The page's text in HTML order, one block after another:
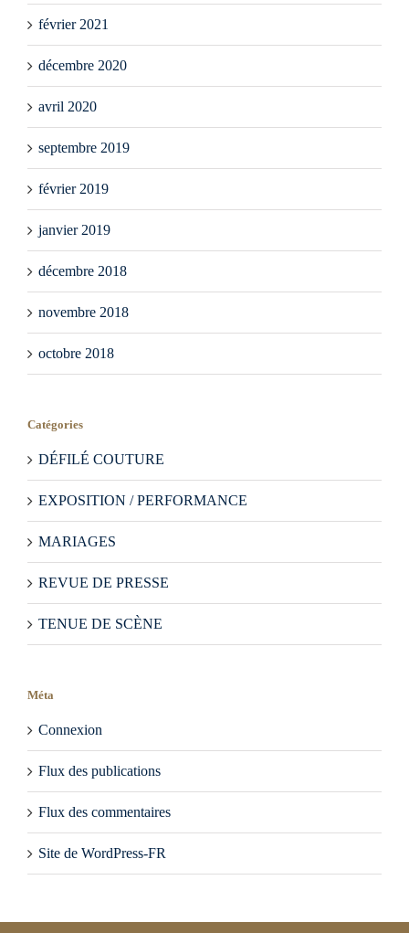
février 2021
décembre 2020
avril 2020
septembre 2019
février 2019
janvier 2019
décembre 2018
novembre 2018
octobre 2018
Catégories
DÉFILÉ COUTURE
EXPOSITION / PERFORMANCE
MARIAGES
REVUE DE PRESSE
TENUE DE SCÈNE
Méta
Connexion
Flux des publications
Flux des commentaires
Site de WordPress-FR